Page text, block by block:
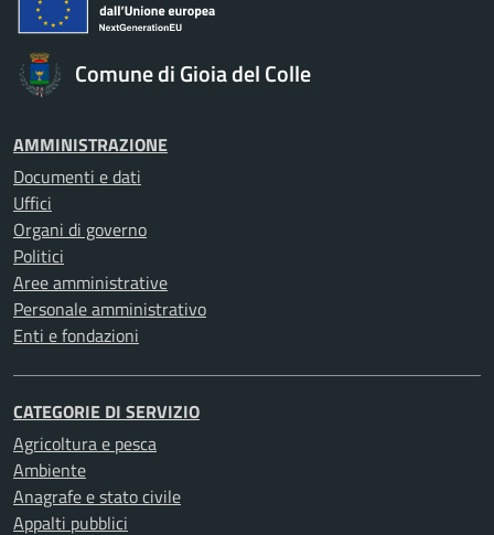
Comune di Gioia del Colle
AMMINISTRAZIONE
Documenti e dati
Uffici
Organi di governo
Politici
Aree amministrative
Personale amministrativo
Enti e fondazioni
CATEGORIE DI SERVIZIO
Agricoltura e pesca
Ambiente
Anagrafe e stato civile
Appalti pubblici